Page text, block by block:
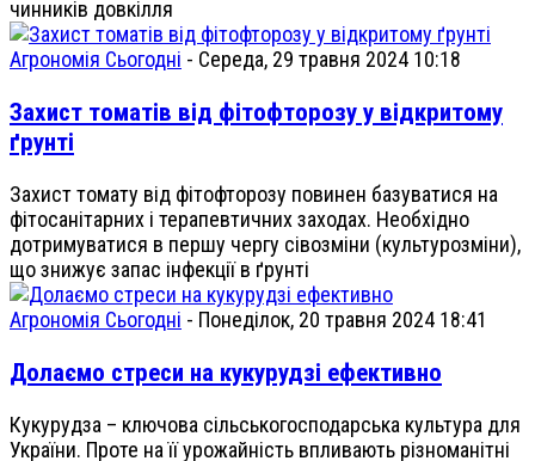
чинників довкілля
Агрономія Сьогодні - Середа, 29 травня 2024 10:18
Захист томатів від фітофторозу у відкритому
ґрунті
Захист томату від фітофторозу повинен базуватися на
фітосанітарних і терапевтичних заходах. Необхідно
дотримуватися в першу чергу сівозміни (культурозміни),
що знижує запас інфекції в ґрунті
Агрономія Сьогодні - Понеділок, 20 травня 2024 18:41
Долаємо стреси на кукурудзі ефективно
Кукурудза – ключова сільськогосподарська культура для
України. Проте на її урожайність впливають різноманітні